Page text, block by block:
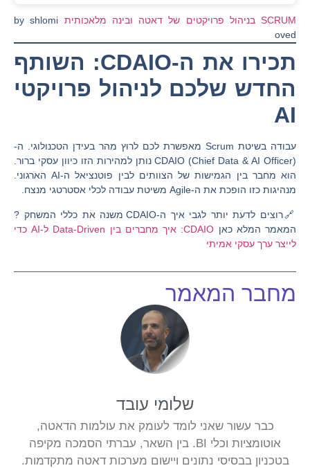
SCRUM בניהול פרויקטים של דאטה ובינה מלאכותית
by shlomi
oved
תכירו את ה-CDAIO: השותף
החדש שלכם לניהול פרויקטי
AI
עבודה בשיטת Scrum מאפשרת לכם לרוץ מהר בעידן הטכנולוגי. ה-
CDAIO(Chief Data & AI Officer) נותן למהירות הזו כיוון עסקי ברור.
הוא מחבר בין הגמישות של הצוותים לבין פוטנציאל ה-AI הארגוני.
מנהיגות כזו הופכת את ה-Agile משיטת עבודה לכלי אסטרטגי מנצח.
🔗רוצים לדעת יותר לגבי איך ה-CDAIO משנה את כללי המשחק ?
המאמר המלא כאן
CDAIO: איך מחברים בין Data-Driven ל-AI כדי
לייצר ערך עסקי אמיתי
מחבר המאמר
שלומי עובד
כבר עשור שאני לומד לעומק את עולמות הדאטה,
אוטומציות וכלי BI. בין השאר, עברתי הסמכה מקיפה
בטכניון בבסיסי נתונים ויישום מערכות דאטה מתקדמות.